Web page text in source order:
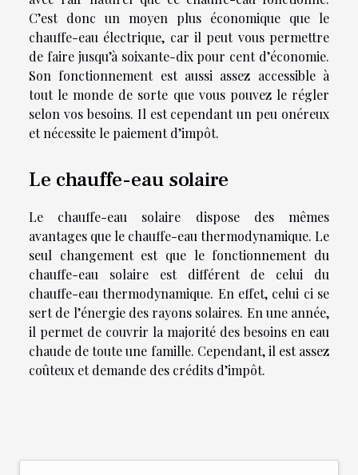
C’est donc un moyen plus économique que le
chauffe-eau électrique, car il peut vous permettre
de faire jusqu’à soixante-dix pour cent d’économie.
Son fonctionnement est aussi assez accessible à
tout le monde de sorte que vous pouvez le régler
selon vos besoins. Il est cependant un peu onéreux
et nécessite le paiement d’impôt.
Le chauffe-eau solaire
Le chauffe-eau solaire dispose des mêmes
avantages que le chauffe-eau thermodynamique. Le
seul changement est que le fonctionnement du
chauffe-eau solaire est différent de celui du
chauffe-eau thermodynamique. En effet, celui ci se
sert de l’énergie des rayons solaires. En une année,
il permet de couvrir la majorité des besoins en eau
chaude de toute une famille. Cependant, il est assez
coûteux et demande des crédits d’impôt.